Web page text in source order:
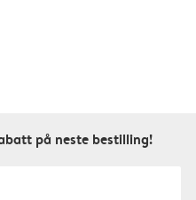
på neste bestilling!